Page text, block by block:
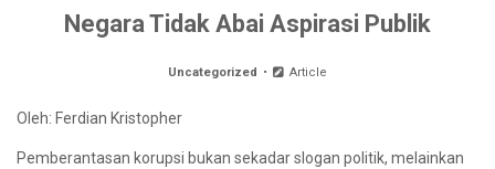
Negara Tidak Abai Aspirasi Publik
Uncategorized Article
Oleh: Ferdian Kristopher
Pemberantasan korupsi bukan sekadar slogan politik, melainkan